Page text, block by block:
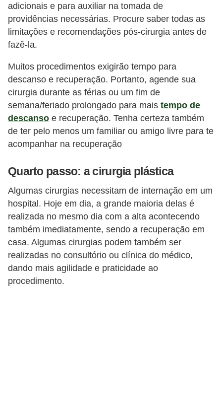
adicionais e para auxiliar na tomada de
providências necessárias. Procure saber todas as
limitações e recomendações pós-cirurgia antes de
fazê-la.
Muitos procedimentos exigirão tempo para
descanso e recuperação. Portanto, agende sua
cirurgia durante as férias ou um fim de
semana/feriado prolongado para mais tempo de
descanso e recuperação. Tenha certeza também
de ter pelo menos um familiar ou amigo livre para te
acompanhar na recuperação
Quarto passo: a cirurgia plástica
Algumas cirurgias necessitam de internação em um
hospital. Hoje em dia, a grande maioria delas é
realizada no mesmo dia com a alta acontecendo
também imediatamente, sendo a recuperação em
casa. Algumas cirurgias podem também ser
realizadas no consultório ou clínica do médico,
dando mais agilidade e praticidade ao
procedimento.